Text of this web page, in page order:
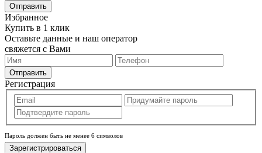
Отправить
Избранное
Купить в 1 клик
Оставьте данные и наш оператор
свяжется с Вами
Отправить
Регистрация
Пароль должен быть не менее 6 символов
Зарегистрироваться